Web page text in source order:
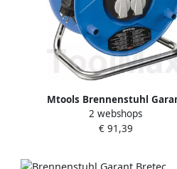
Mtools Brennenstuhl
kabelhaspel 50m H05VV-F
2 webshops
€ 91,39